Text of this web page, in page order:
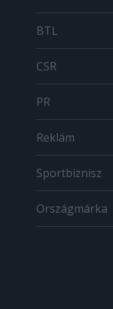
BTL
CSR
PR
Reklám
Sportbiznisz
Országmárka